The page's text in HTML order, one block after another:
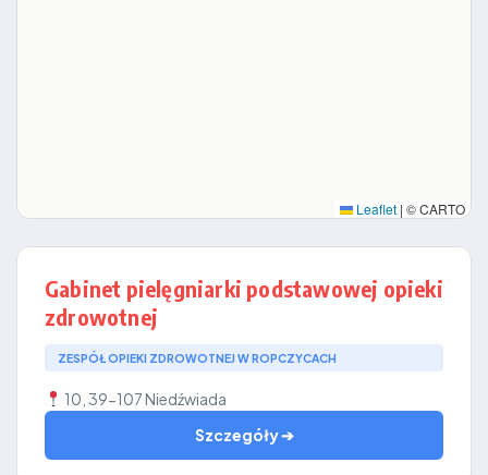
Leaflet | © CARTO
Gabinet pielęgniarki podstawowej opieki
zdrowotnej
ZESPÓŁ OPIEKI ZDROWOTNEJ W ROPCZYCACH
10, 39-107 Niedźwiada
Szczegóły ➔